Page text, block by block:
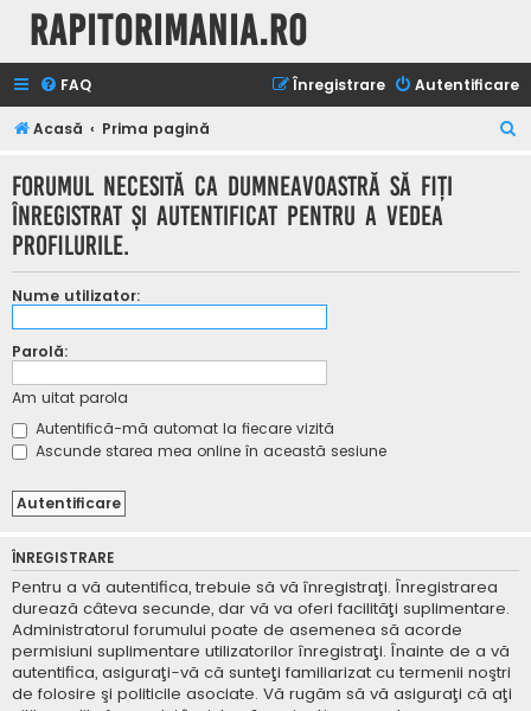
Rapitorimania.ro
FAQ Autentificare
Înregistrare
Acasă Prima pagină
Forumul necesită ca dumneavoastră să fiţi
înregistrat şi autentificat pentru a vedea
profilurile.
Nume utilizator:
Parolă:
Am uitat parola
Autentifică-mă automat la fiecare vizită
Ascunde starea mea online în această sesiune
ÎNREGISTRARE
Pentru a vă autentifica, trebuie să vă înregistraţi. Înregistrarea
durează câteva secunde, dar vă va oferi facilităţi suplimentare.
Administratorul forumului poate de asemenea să acorde
permisiuni suplimentare utilizatorilor înregistraţi. Înainte de a vă
autentifica, asiguraţi-vă că sunteţi familiarizat cu termenii noştri
de folosire şi politicile asociate. Vă rugăm să vă asiguraţi că aţi